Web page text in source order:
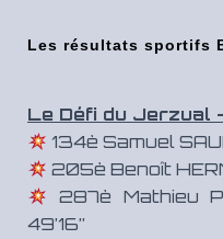
Les résultats sportifs
Le Défi du Jerzual
134è Samuel
205è Benoît
287è Mathieu
49’16”